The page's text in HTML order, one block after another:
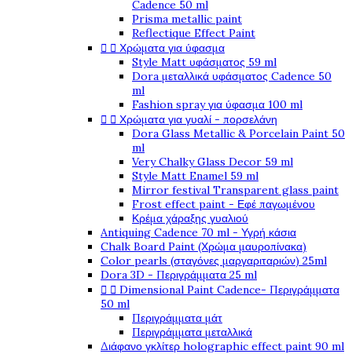
Cadence 50 ml
Prisma metallic paint
Reflectique Effect Paint
  Χρώματα για ύφασμα
Style Matt υφάσματος 59 ml
Dora μεταλλικά υφάσματος Cadence 50
ml
Fashion spray για ύφασμα 100 ml
  Χρώματα για γυαλί - πορσελάνη
Dora Glass Metallic & Porcelain Paint 50
ml
Very Chalky Glass Decor 59 ml
Style Matt Enamel 59 ml
Mirror festival Transparent glass paint
Frost effect paint - Εφέ παγωμένου
Κρέμα χάραξης γυαλιού
Antiquing Cadence 70 ml - Υγρή κάσια
Chalk Board Paint (Χρώμα μαυροπίνακα)
Color pearls (σταγόνες μαργαριταριών) 25ml
Dora 3D - Περιγράμματα 25 ml
  Dimensional Paint Cadence- Περιγράμματα
50 ml
Περιγράμματα μάτ
Περιγράμματα μεταλλικά
Διάφανο γκλίτερ holographic effect paint 90 ml